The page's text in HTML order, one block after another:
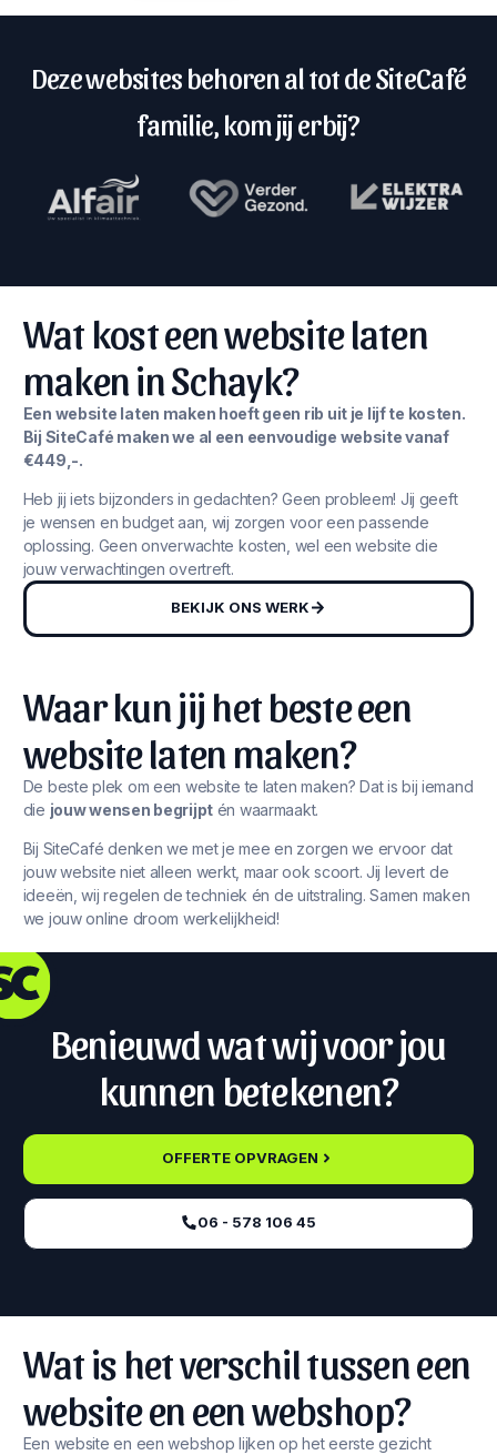
Deze websites behoren al tot de SiteCafé
familie, kom jij erbij?
Wat kost een website laten
maken in Schayk?
Een website laten maken hoeft geen rib uit je lijf te kosten.
Bij SiteCafé maken we al een eenvoudige website vanaf
€449,-.
Heb jij iets bijzonders in gedachten? Geen probleem! Jij geeft
je wensen en budget aan, wij zorgen voor een passende
oplossing. Geen onverwachte kosten, wel een website die
jouw verwachtingen overtreft.
BEKIJK ONS WERK
Waar kun jij het beste een
website laten maken?
De beste plek om een website te laten maken? Dat is bij iemand
die jouw wensen begrijpt én waarmaakt.
Bij SiteCafé denken we met je mee en zorgen we ervoor dat
jouw website niet alleen werkt, maar ook scoort. Jij levert de
ideeën, wij regelen de techniek én de uitstraling. Samen maken
we jouw online droom werkelijkheid!
Benieuwd wat wij voor jou
kunnen betekenen?
OFFERTE OPVRAGEN
06 - 578 106 45‬
Wat is het verschil tussen een
website en een webshop?
Een website en een webshop lijken op het eerste gezicht